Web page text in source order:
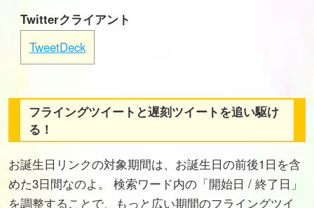
Twitterクライアント
TweetDeck
フライングツイートと遅刻ツイートを追い駆け
る！
お誕生日リンクの対象期間は、お誕生日の前後1日を含
めた3日間なのよ。 検索ワード内の「開始日 / 終了日」
を調整することで、もっと広い期間のフライングツイ